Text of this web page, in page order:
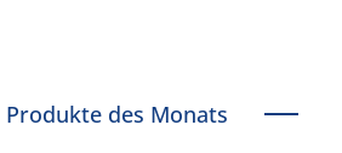
Produkte des Monats